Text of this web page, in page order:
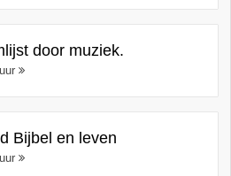
door muziek.
Bijbel en leven